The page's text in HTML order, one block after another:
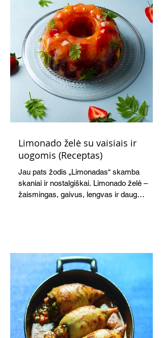
Limonado želė su vaisiais ir
uogomis (Receptas)
Jau pats žodis „Limonadas“ skamba
skaniai ir nostalgiškai. Limonado želė –
žaismingas, gaivus, lengvas ir daug